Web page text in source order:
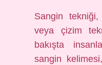
Sangin
veya çizim
bakışta
sangin